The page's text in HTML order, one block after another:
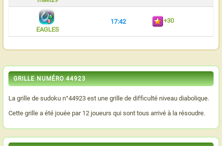
EAGLES
17:42 +30
GRILLE NUMÉRO 44923
La grille de sudoku n°44923 est une grille de difficulté niveau diabolique.
Cette grille a été jouée par 12 joueurs qui sont tous arrivé à la résoudre.